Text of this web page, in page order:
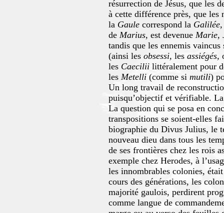
résurrection de Jésus, que les
à cette différence près, que les
la Gaule correspond la Galilée,
de Marius, est devenue Marie,
tandis que les ennemis vaincus
(ainsi les obsessi, les assiégés,
les Caecilii littéralement pour
les Metelli (comme si mutili)
Un long travail de
puisqu’objectif et vérifiable.
La question qui se posa en
transpositions se soient-elles
biographie du Divus Julius, le
nouveau dieu dans tous les
de ses frontières chez les rois
exemple chez Herodes, à
les innombrables colonies,
cours des générations, les
majorité gaulois, perdirent
comme langue de